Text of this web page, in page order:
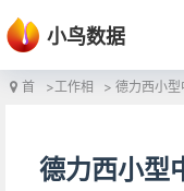
小鸟数据
首
>工作相
> 德力西小
德力西小型